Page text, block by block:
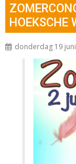
HOEKSCHE
donderdag 19